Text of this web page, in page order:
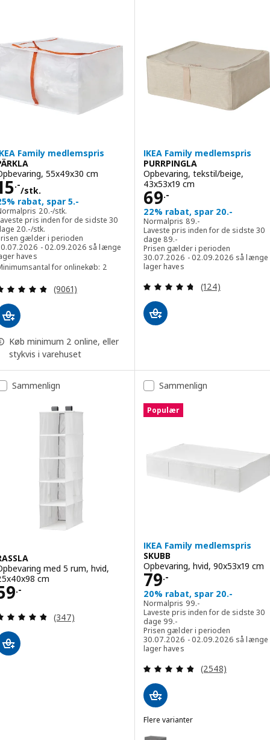
Family medlemspris
55x49x30 cm
.-
/stk.
15.-/stk.
rabat, spar 5.-
20.-/stk.
Normalpris 20.-/stk.
pris inden for de sidste 30
20.-/stk.
Laveste pris inden for de sidste 30 dage 20.-/stk.
gælder i perioden
- 02.09.2026 så længe
haves
for onlinekøb: 2
Anmeld: 4.8 ud af 5 Stjerner. Anmeldelser i alt:
(9061)
Køb minimum 2 online, eller
stykvis i varehuset
IKEA Family medlemspris
PURRPINGLA
Opbevaring, tekstil/beige,
43x53x19 cm
69.-
Pris 69.-
22% rabat, spar 20.-
Normalpris 89.-
Normalpris 89.-
Laveste pris inden for de sidste 30
dage 89.-
Laveste pris inden for de
Prisen gælder i perioden
30.07.2026 - 02.09.2026 så længe
lager haves
Anmeld: 4.7 ud
(124)
Sammenlign
med 5 rum, hvid,
cm
.- 59.-
Anmeld: 4.8 ud af 5 Stjerner. Anmeldelser i alt:
(347)
Sammenlign
Populær
IKEA Family medlemspris
SKUBB
Opbevaring, hvid, 90x53x19 cm
79.-
Pris 79.-
20% rabat, spar 20.-
Normalpris 99.-
Normalpris 99.-
Laveste pris inden for de sidste 30
dage 99.-
Laveste pris inden for de
Prisen gælder i perioden
30.07.2026 - 02.09.2026 så længe
lager haves
Anmeld: 4.8 ud
(2548)
Flere varianter
Mulighed: SKUBB, Opbevaring,